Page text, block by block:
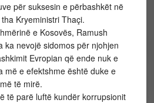
për suksesin e përbashkët në
Kryeministri Thaçi.
e Kosovës, Ramush
ka nevojë sidomos për njohjen
Evropian që ende nuk e
më e efektshme është duke e
të mirë.
të parë luftë kundër korrupsionit